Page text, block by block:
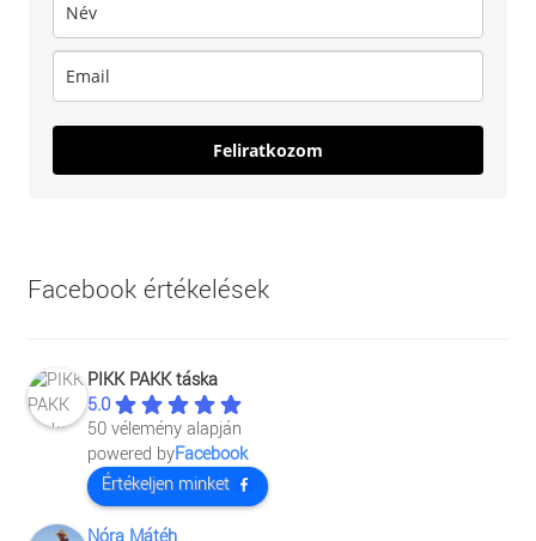
Feliratkozom
Facebook értékelések
PIKK PAKK táska
5.0
50 vélemény alapján
powered byFacebook
Értékeljen minket